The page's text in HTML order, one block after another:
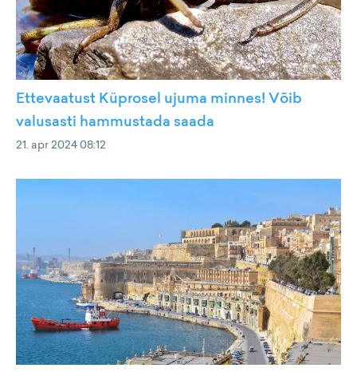
Ettevaatust Küprosel ujuma minnes! Võib
valusasti hammustada saada
21. apr 2024 08:12